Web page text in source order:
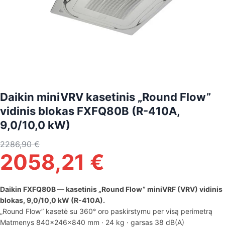
Daikin miniVRV kasetinis „Round Flow”
vidinis blokas FXFQ80B (R-410A,
9,0/10,0 kW)
2286,90€
2058,21 €
Daikin FXFQ80B — kasetinis „Round Flow” miniVRF (VRV) vidinis
blokas, 9,0/10,0 kW (R-410A).
„Round Flow” kasetė su 360° oro paskirstymu per visą perimetrą
Matmenys 840×246×840 mm · 24 kg · garsas 38 dB(A)